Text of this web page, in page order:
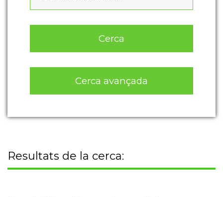
Cerca
Cerca avançada
Resultats de la cerca: